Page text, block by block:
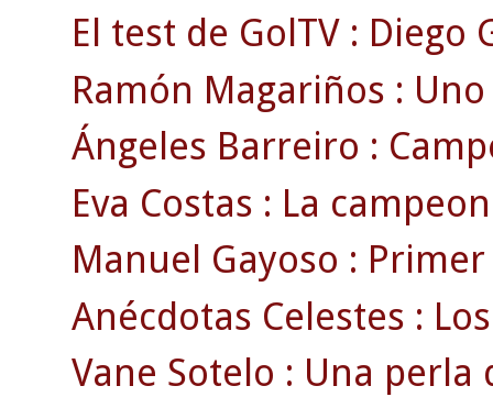
El test de GolTV : Diego
Ramón Magariños :
Ángeles Barreiro :
Eva Costas : La
Manuel Gayoso :
Anécdotas Celestes :
Vane Sotelo : Una